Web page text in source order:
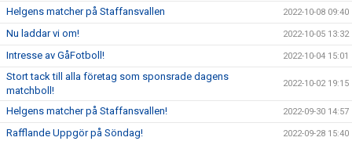
Helgens matcher på Staffansvallen 2022-10-08 09:40
Nu laddar vi om! 2022-10-05 13:32
Intresse av GåFotboll! 2022-10-04 15:01
Stort tack till alla företag som sponsrade dagens
matchboll!
2022-10-02 19:15
Helgens matcher på Staffansvallen! 2022-09-30 14:57
Rafflande Uppgör på Söndag! 2022-09-28 15:40